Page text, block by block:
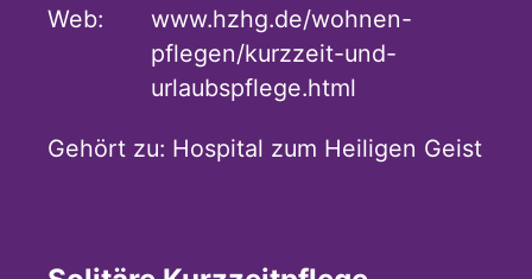
Web:
www.hzhg.de/wohnen-
pflegen/kurzzeit-und-
urlaubspflege.html
Gehört zu: Hospital zum Heiligen Geist